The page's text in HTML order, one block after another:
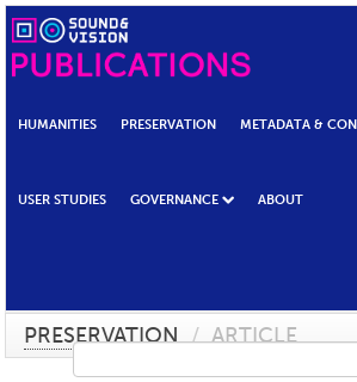
HUMANITIES PRESERVATION METADATA &
USER STUDIES GOVERNANCE ABOUT
PRESERVATION / ARTICLE